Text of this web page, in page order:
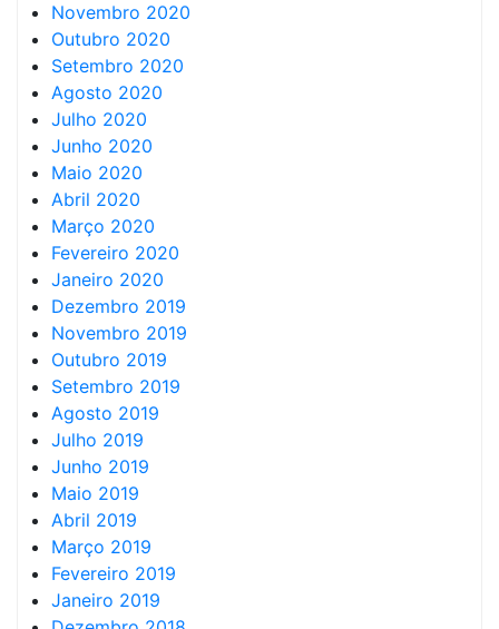
Novembro 2020
Outubro 2020
Setembro 2020
Agosto 2020
Julho 2020
Junho 2020
Maio 2020
Abril 2020
Março 2020
Fevereiro 2020
Janeiro 2020
Dezembro 2019
Novembro 2019
Outubro 2019
Setembro 2019
Agosto 2019
Julho 2019
Junho 2019
Maio 2019
Abril 2019
Março 2019
Fevereiro 2019
Janeiro 2019